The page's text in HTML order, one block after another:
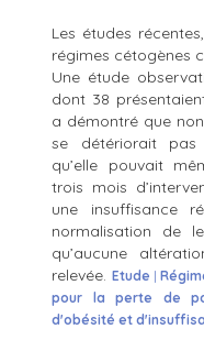
Les études
régimes cétogènes
Une étude
dont 38
a démontré que
se détériorait pas
qu’elle pouvait
trois mois
une insuffisance
normalisation de
qu’aucune
relevée. Etude |
pour la perte de
d'obésité et